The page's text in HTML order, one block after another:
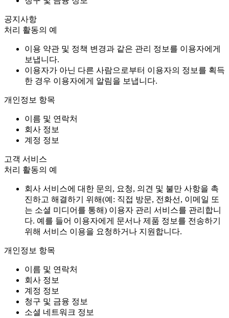
공지사항
처리 활동의 예
이용 약관 및 정책 변경과 같은 관리 정보를 이용자에게
보냅니다.
이용자가 아닌 다른 사람으로부터 이용자의 정보를 획득
한 경우 이용자에게 알림을 보냅니다.
개인정보 항목
이름 및 연락처
회사 정보
계정 정보
고객 서비스
처리 활동의 예
회사 서비스에 대한 문의, 요청, 의견 및 불만 사항을 촉
진하고 해결하기 위해(예: 직접 방문, 전화선, 이메일 또
는 소셜 미디어를 통해) 이용자 관리 서비스를 관리합니
다. 예를 들어 이용자에게 문서나 제품 정보를 전송하기
위해 서비스 이용을 요청하거나 지원합니다.
개인정보 항목
이름 및 연락처
회사 정보
계정 정보
청구 및 금융 정보
소셜 네트워크 정보